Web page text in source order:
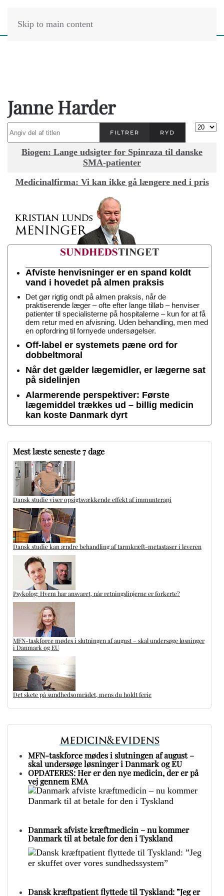
Skip to main content
Janne Harder
FILTRER RYD
Vis #
Titel
Biogen: Lange udsigter for Spinraza til danske
SMA-patienter
Medicinalfirma: Vi kan ikke gå længere ned i pris
Afviste henvisninger er en spand koldt
vand i hovedet på almen praksis
Det gør rigtig ondt på almen praksis, når de
praktiserende læger – ofte efter lange tilløb – henviser
patienter til specialisterne på hospitalerne – kun for at få
dem retur med en afvisning. Uden behandling, men med
en opfordring til fornyede undersøgelser.
Off-label er systemets pæne ord for
dobbeltmoral
Når det gælder lægemidler, er lægerne sat
på sidelinjen
Alarmerende perspektiver: Første
lægemiddel trækkes ud – billig medicin
kan koste Danmark dyrt
Mest læste seneste 7 dage
Dansk studie viser opsigtsvækkende effekt af immunterapi
Dansk studie kan ændre behandling af tarmkræft-metastaser i leveren
Psykolog: Hvem har ansvaret, når retningslinjerne er forkerte?
MFN-taskforce mødes i slutningen af august – skal undersøge løsninger
i Danmark og EU
Det skete på sundhedsområdet, mens du holdt ferie
MFN-taskforce mødes i slutningen af august –
skal undersøge løsninger i Danmark og EU
OPDATERES: Her er den nye medicin, der er på
vej gennem EMA
Danmark afviste kræftmedicin – nu kommer
Danmark til at betale for den i Tyskland
Dansk kræftpatient flyttede til Tyskland: ”Jeg er